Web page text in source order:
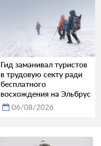
Гид заманивал туристов
в трудовую секту ради
бесплатного
восхождения на Эльбрус
06/08/2026